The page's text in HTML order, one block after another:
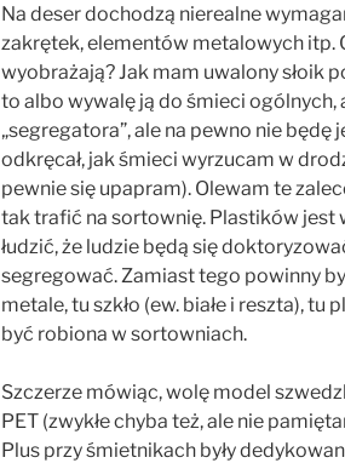
Na deser dochodzą nierealne
zakrętek, elementów metalowych itp.
wyobrażają? Jak mam uwalony słoik
to albo wywalę ją do śmieci
„segregatora”, ale na pewno nie będę
odkręcał, jak śmieci wyrzucam w
pewnie się upapram). Olewam te
tak trafić na sortownię. Plastików jest
łudzić, że ludzie będą się
segregować. Zamiast tego powinny
metale, tu szkło (ew. białe i reszta),
być robiona w sortowniach.
Szczerze mówiąc, wolę model
PET (zwykłe chyba też, ale nie
Plus przy śmietnikach były